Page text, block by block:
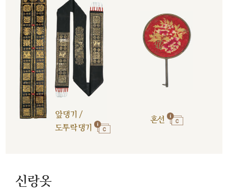
앞댕기 /
도투락댕기
혼선
신랑옷